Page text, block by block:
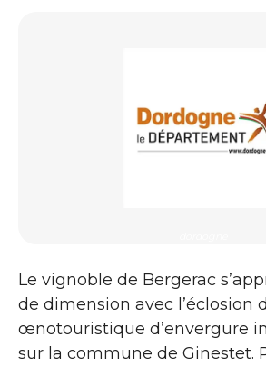
Le vignoble de Bergerac
de dimension avec l’éclosion
œnotouristique d’envergure
sur la commune de Ginestet.